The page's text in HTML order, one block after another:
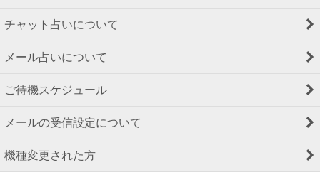
チャット占いについて
メール占いについて
ご待機スケジュール
メールの受信設定について
機種変更された方